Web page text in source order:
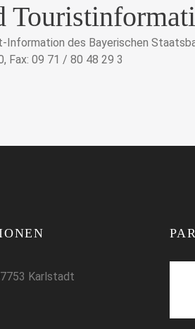
Information des Bayerischen
Fax: 09 71 / 80 48 29 3
Karlstadt